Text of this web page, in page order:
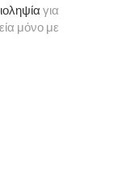
για
μόνο με